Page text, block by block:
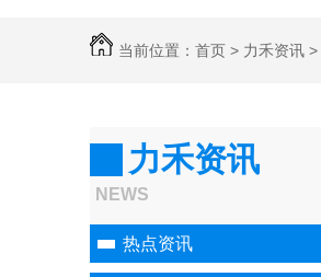
当前位置： 首页 > 力禾资讯 >
力禾资讯
NEWS
热点资讯